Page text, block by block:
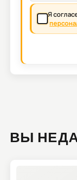
Я
ВЫ